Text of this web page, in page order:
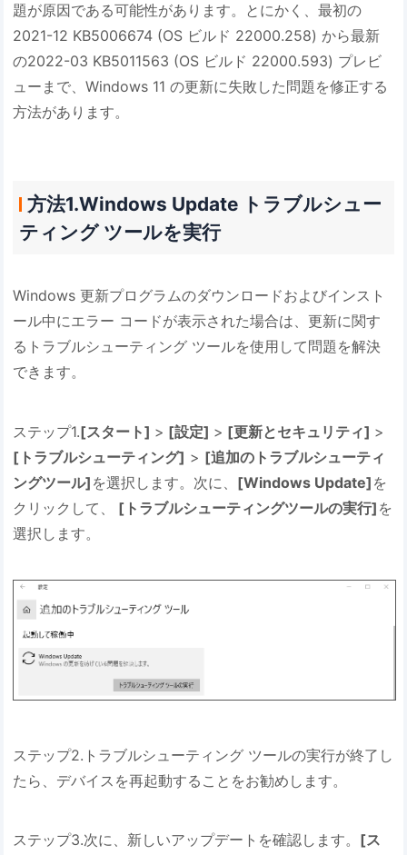
題が原因である可能性があります。とにかく、最初の
2021-12 KB5006674 (OS ビルド 22000.258) から最新
の2022-03 KB5011563 (OS ビルド 22000.593) プレビ
ューまで、Windows 11 の更新に失敗した問題を修正する
方法があります。
方法1.Windows Update トラブルシュー
ティング ツールを実行
Windows 更新プログラムのダウンロードおよびインスト
ール中にエラー コードが表示された場合は、更新に関す
るトラブルシューティング ツールを使用して問題を解決
できます。
ステップ1.[スタート] > [設定] > [更新とセキュリティ] >
[トラブルシューティング] > [追加のトラブルシューティ
ングツール] を選択します。次に、 [Windows Update] を
クリックして、
[トラブルシューティングツールの実行] を
選択します。
ステップ2.トラブルシューティング ツールの実行が終了し
たら、デバイスを再起動することをお勧めします。
ステップ3.次に、新しいアップデートを確認します。 [ス